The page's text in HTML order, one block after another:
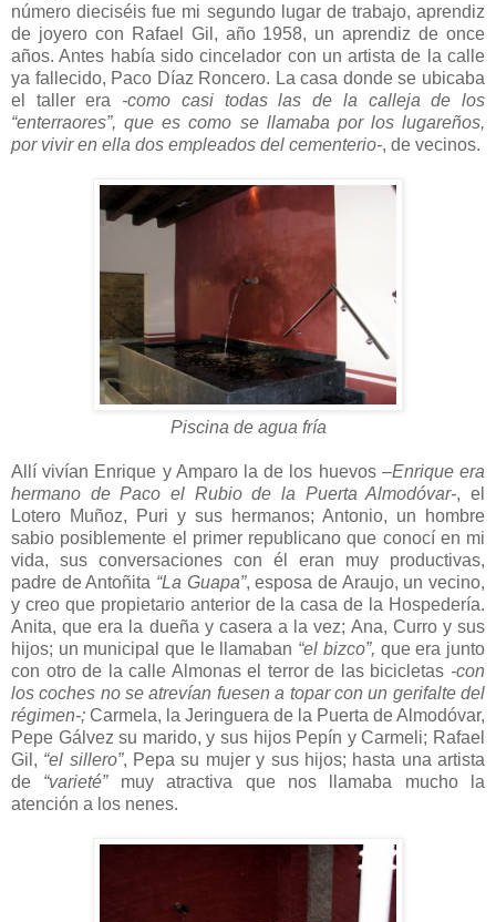
número dieciséis fue mi segundo lugar de trabajo, aprendiz
de joyero con Rafael Gil, año 1958, un aprendiz de once
años. Antes había sido cincelador con un artista de la calle
ya fallecido, Paco Díaz Roncero. La casa donde se ubicaba
el taller era -como casi todas las de la calleja de los
“enterraores”, que es como se llamaba por los lugareños,
por vivir en ella dos empleados del cementerio-, de vecinos.
Piscina de agua fría
Allí vivían Enrique y Amparo la de los huevos –Enrique era
hermano de Paco el Rubio de la Puerta Almodóvar-, el
Lotero Muñoz, Puri y sus hermanos; Antonio, un hombre
sabio posiblemente el primer republicano que conocí en mi
vida, sus conversaciones con él eran muy productivas,
padre de Antoñita “La Guapa”, esposa de Araujo, un vecino,
y creo que propietario anterior de la casa de la Hospedería.
Anita, que era la dueña y casera a la vez; Ana, Curro y sus
hijos; un municipal que le llamaban “el bizco”, que era junto
con otro de la calle Almonas el terror de las bicicletas -con
los coches no se atrevían fuesen a topar con un gerifalte del
régimen-; Carmela, la Jeringuera de la Puerta de Almodóvar,
Pepe Gálvez su marido, y sus hijos Pepín y Carmeli; Rafael
Gil, “el sillero”, Pepa su mujer y sus hijos; hasta una artista
de “varieté”muy atractiva que nos llamaba mucho la
atención a los nenes.